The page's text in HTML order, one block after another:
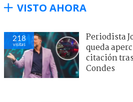
VISTO AHORA
218
visitas
Periodista
queda
citación
Condes